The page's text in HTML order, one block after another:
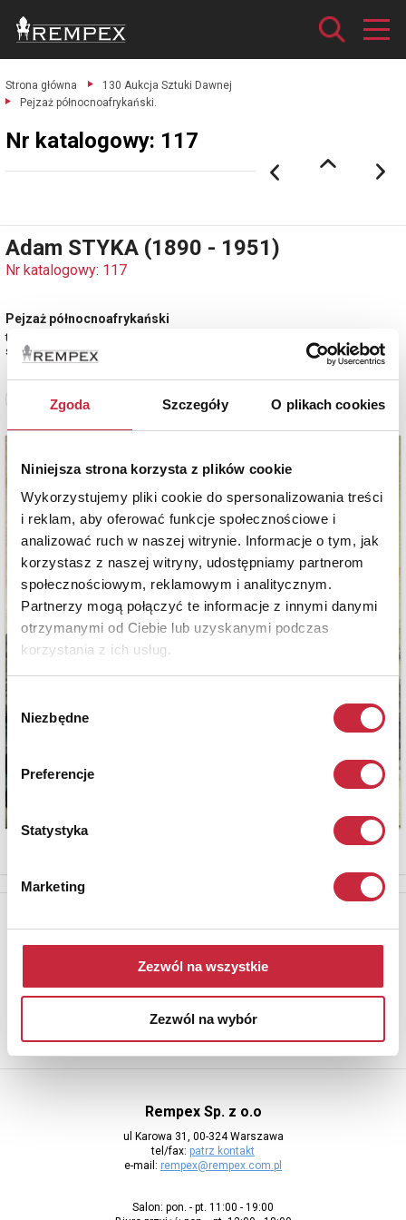
Zgoda Szczegóły O plikach cookies
Niniejsza strona korzysta z plików cookie
Wykorzystujemy pliki cookie do spersonalizowania treści
i reklam, aby oferować funkcje społecznościowe i
analizować ruch w naszej witrynie. Informacje o tym, jak
korzystasz z naszej witryny, udostępniamy partnerom
społecznościowym, reklamowym i analitycznym.
Partnerzy mogą połączyć te informacje z innymi danymi
otrzymanymi od Ciebie lub uzyskanymi podczas
korzystania z ich usług.
Wybór
zgody
Niezbędne
Preferencje
Statystyka
Marketing
Zezwól na wszystkie
Zezwól na wybór
Strona główna
130 Aukcja Sztuki Dawnej
Pejzaż północnoafrykański.
Nr katalogowy: 117
Adam STYKA (1890 - 1951)
Nr katalogowy: 117
Pejzaż północnoafrykański
tusz lawowany na szkicu ołówkiem, papier kremowy, 42,5 x 43 cm (w
świetle oprawy)
Zobacz pełne informacje
Aby otrzymywać informacje o nowych aukcjach, prosimy podać
adres e-mail
Rempex Sp. z o.o
ul Karowa 31, 00-324 Warszawa
tel/fax: patrz kontakt
e-mail: rempex@rempex.com.pl
Salon: pon. - pt. 11:00 - 19:00